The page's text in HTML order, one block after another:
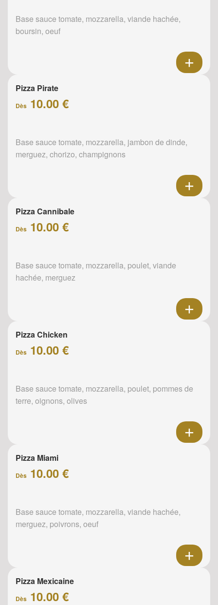
Base sauce tomate, mozzarella, viande hachée,
boursin, oeuf
Pizza Pirate
Dès 10.00 €
Base sauce tomate, mozzarella, jambon de dinde,
merguez, chorizo, champignons
Pizza Cannibale
Dès 10.00 €
Base sauce tomate, mozzarella, poulet, viande
hachée, merguez
Pizza Chicken
Dès 10.00 €
Base sauce tomate, mozzarella, poulet, pommes de
terre, oignons, olives
Pizza Miami
Dès 10.00 €
Base sauce tomate, mozzarella, viande hachée,
merguez, poivrons, oeuf
Pizza Mexicaine
Dès 10.00 €